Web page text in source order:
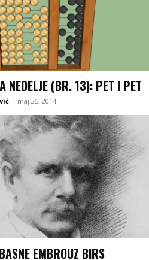
NEDELJE (BR. 13): PET I PET
- maj 25, 2014
EMBROUZ BIRS